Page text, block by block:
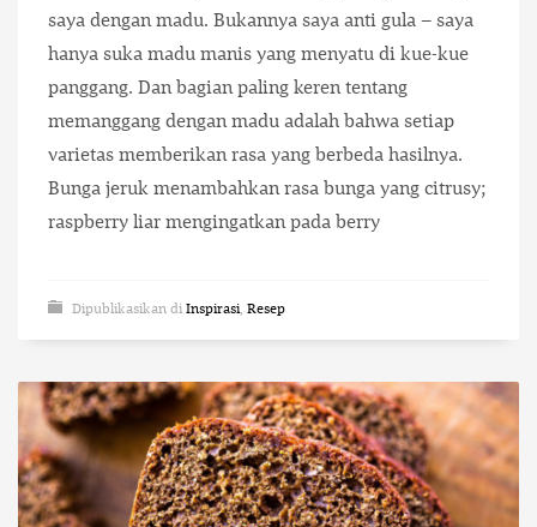
saya dengan madu. Bukannya saya anti gula – saya
hanya suka madu manis yang menyatu di kue-kue
panggang. Dan bagian paling keren tentang
memanggang dengan madu adalah bahwa setiap
varietas memberikan rasa yang berbeda hasilnya.
Bunga jeruk menambahkan rasa bunga yang citrusy;
raspberry liar mengingatkan pada berry
Dipublikasikan di Inspirasi, Resep